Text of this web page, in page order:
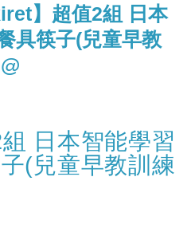
】超值2組 日本
具筷子(兒童早教
組 日本智能學習
(兒童早教訓練